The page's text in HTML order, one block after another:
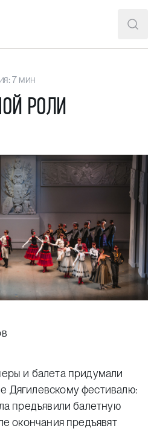
оперы и балета
7 мин
РОЛИ
и балета придумали
Дягилевскому фестивалю:
предъявили балетную
окончания предъявят